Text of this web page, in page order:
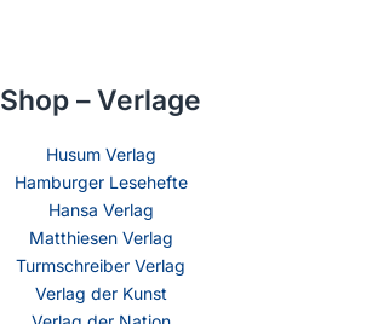
Shop – Verlage
Husum Verlag
Hamburger Lesehefte
Hansa Verlag
Matthiesen Verlag
Turmschreiber Verlag
Verlag der Kunst